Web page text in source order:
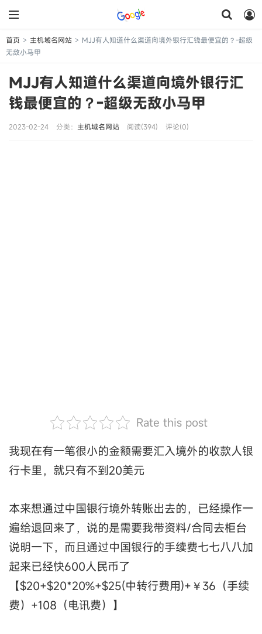
首页 > 主机域名网站 > MJJ有人知道什么渠道向境外银行汇钱最便宜的？-超级
无敌小马甲
MJJ有人知道什么渠道向境外银行汇
钱最便宜的？-超级无敌小马甲
2023-02-24 分类： 主机域名网站 阅读(394) 评论(0)
Rate this post
我现在有一笔很小的金额需要汇入境外的收款人银
行卡里，就只有不到20美元
本来想通过中国银行境外转账出去的，已经操作一
遍给退回来了，说的是需要我带资料/合同去柜台
说明一下，而且通过中国银行的手续费七七八八加
起来已经快600人民币了
【$20+$20*20%+$25(中转行费用)+￥36（手续
费）+108（电讯费）】